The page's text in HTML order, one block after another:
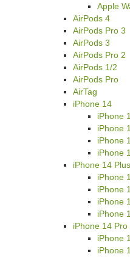
Apple
AirPods 4
AirPods Pro 3
AirPods 3
AirPods Pro 2
AirPods 1/2
AirPods Pro
AirTag
iPhone 14
iPhone
iPhone
iPhone
iPhone
iPhone 14 Plus
iPhone
iPhone
iPhone
iPhone
iPhone 14 Pro
iPhone
iPhone